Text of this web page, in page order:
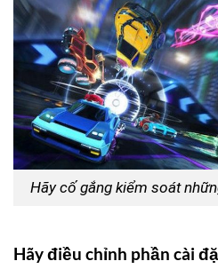
Hãy cố gắng kiểm soát
Hãy điều chỉnh phần cài